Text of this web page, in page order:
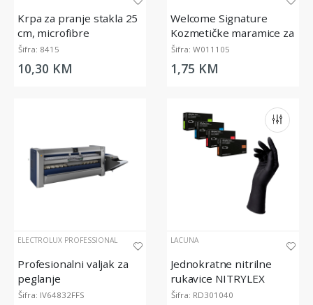
Krpa za pranje stakla 25
cm, microfibre
Šifra: 8415
10,30 KM
Welcome Signature
Kozmetičke maramice za
lice (100/1)
Šifra: W011105
1,75 KM
ELECTROLUX PROFESSIONAL
Profesionalni valjak za
peglanje
Šifra: IV64832FFS
LACUNA
Jednokratne nitrilne
rukavice NITRYLEX
BLACK, bez pudera, crne
Šifra: RD301040